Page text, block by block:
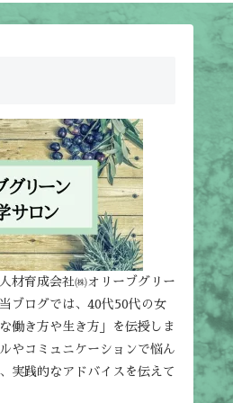
材育成会社㈱オリーブグリー
ブログでは、40代50代の女
働き方や生き方」を伝授しま
やコミュニケーションで悩ん
実践的なアドバイスを伝えて